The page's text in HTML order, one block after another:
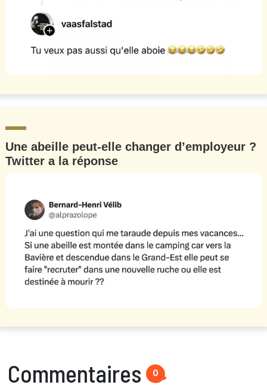
Une abeille peut-elle changer d’employeur ?
Twitter a la réponse
Commentaires 0